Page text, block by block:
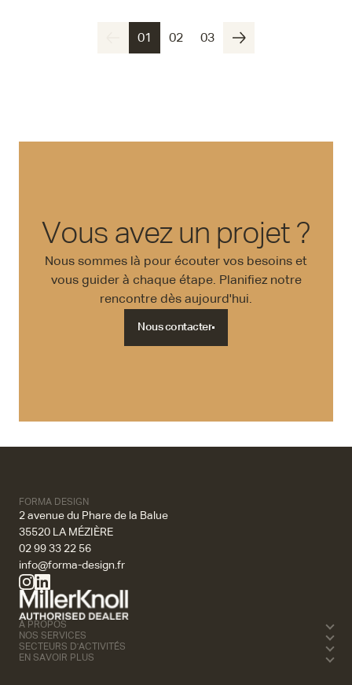
01 02 03
Vous avez un projet ?
Nous sommes là pour écouter vos besoins et
vous guider à chaque étape. Planifiez notre
rencontre dès aujourd'hui.
Nous contacter
Nous contacter
FORMA DESIGN
2 avenue du Phare de la Balue
35520 LA MÉZIÈRE
02 99 33 22 56
info@forma-design.fr
À PROPOS
NOS SERVICES
SECTEURS D'ACTIVITÉS
EN SAVOIR PLUS